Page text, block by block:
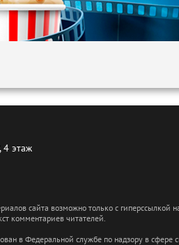
4 этаж
сайта возможно только с
комментариев читателей.
в Федеральной службе по надзору в